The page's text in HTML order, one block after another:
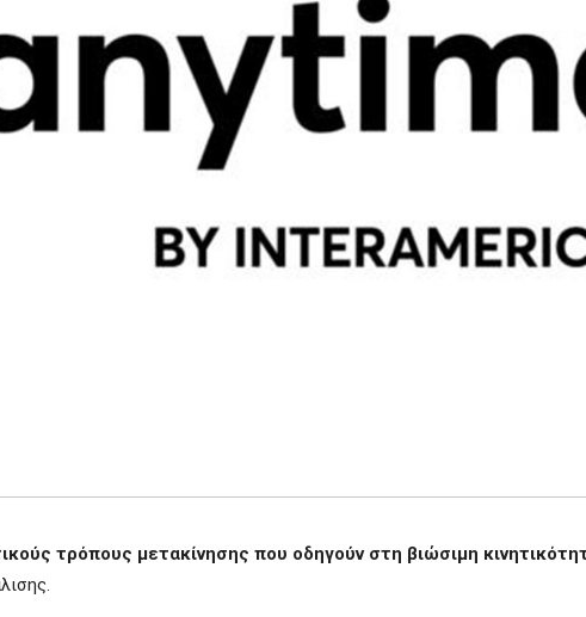
τρόπους μετακίνησης που οδηγούν στη βιώσιμη